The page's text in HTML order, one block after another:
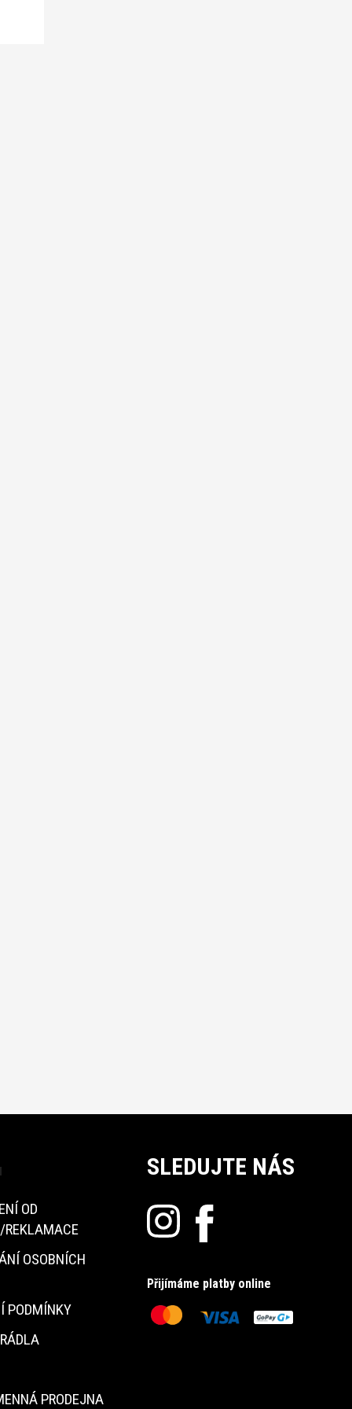
OD
OSOBNÍCH
PODMÍNKY
PRODEJNA
SLEDUJTE NÁS
Přijímáme platby online